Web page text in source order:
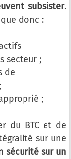
subsister.
donc :
secteur ;
de
;
du BTC et de
sur une
sécurité sur un